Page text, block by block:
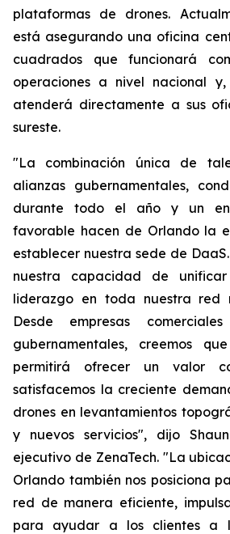
plataformas de drones.
está asegurando una oficina
cuadrados que funcionará
operaciones a nivel nacional
atenderá directamente a sus
sureste.
"La combinación única de
alianzas gubernamentales,
durante todo el año y un
favorable hacen de Orlando la
establecer nuestra sede de
nuestra capacidad de
liderazgo en toda nuestra red
Desde empresas
gubernamentales, creemos
permitirá ofrecer un valor
satisfacemos la creciente
drones en levantamientos
y nuevos servicios", dijo
ejecutivo de ZenaTech. "La
Orlando también nos posiciona
red de manera eficiente,
para ayudar a los clientes a